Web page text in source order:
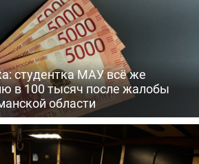
студентка МАУ всё же
в 100 тысяч после жалобы
области